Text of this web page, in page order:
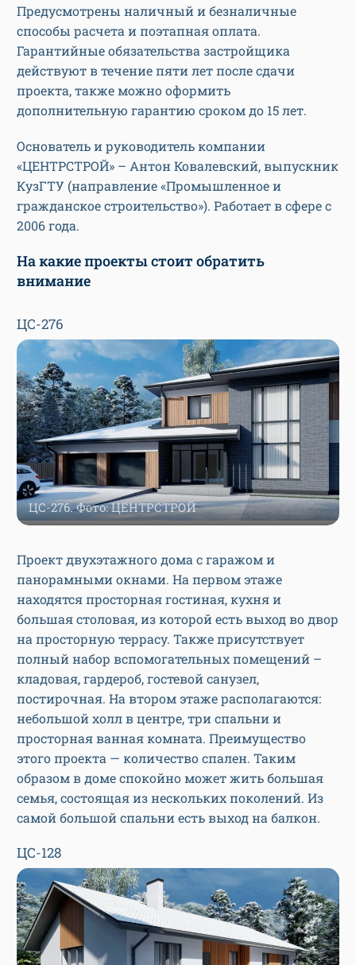
Предусмотрены наличный и безналичные
способы расчета и поэтапная оплата.
Гарантийные обязательства застройщика
действуют в течение пяти лет после сдачи
проекта, также можно оформить
дополнительную гарантию сроком до 15 лет.
Основатель и руководитель компании
«ЦЕНТРСТРОЙ» – Антон Ковалевский, выпускник
КузГТУ (направление «Промышленное и
гражданское строительство»). Работает в сфере с
2006 года.
На какие проекты стоит обратить
внимание
ЦС-276
ЦС-276. Фото: ЦЕНТРСТРОЙ
Проект двухэтажного дома с гаражом и
панорамными окнами. На первом этаже
находятся просторная гостиная, кухня и
большая столовая, из которой есть выход во двор
на просторную террасу. Также присутствует
полный набор вспомогательных помещений –
кладовая, гардероб, гостевой санузел,
постирочная. На втором этаже располагаются:
небольшой холл в центре, три спальни и
просторная ванная комната. Преимущество
этого проекта — количество спален. Таким
образом в доме спокойно может жить большая
семья, состоящая из нескольких поколений. Из
самой большой спальни есть выход на балкон.
ЦС-128